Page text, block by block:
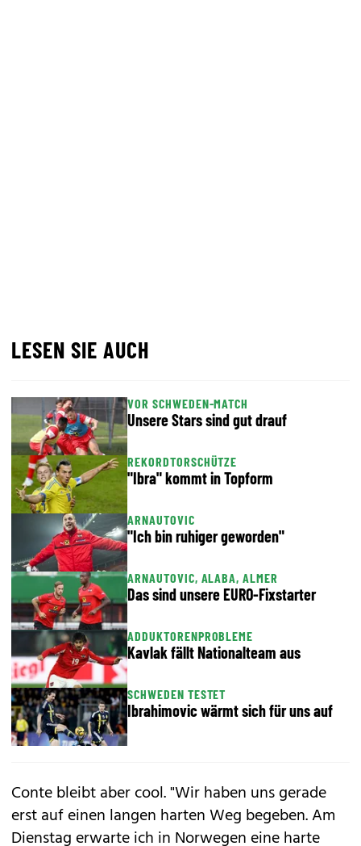
LESEN SIE AUCH
VOR SCHWEDEN-MATCH
Unsere Stars sind gut drauf
REKORDTORSCHÜTZE
"Ibra" kommt in Topform
ARNAUTOVIC
"Ich bin ruhiger geworden"
ARNAUTOVIC, ALABA, ALMER
Das sind unsere EURO-Fixstarter
ADDUKTORENPROBLEME
Kavlak fällt Nationalteam aus
SCHWEDEN TESTET
Ibrahimovic wärmt sich für uns auf
Conte bleibt aber cool. "Wir haben uns gerade
erst auf einen langen harten Weg begeben. Am
Dienstag erwarte ich in Norwegen eine harte